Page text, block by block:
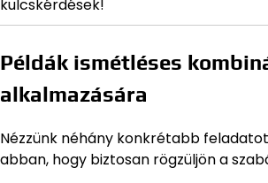
kulcskérdések!
Példák ismétléses
alkalmazására
Nézzünk néhány konkrétabb
abban, hogy biztosan rögzüljön a